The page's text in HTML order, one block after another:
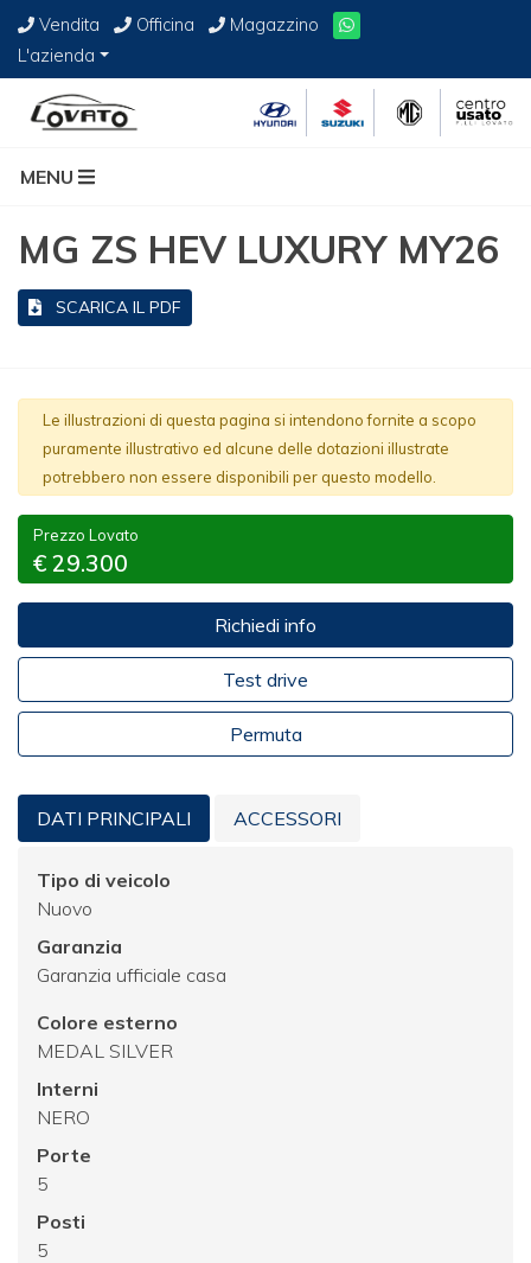
Vendita Officina
Magazzino
L'azienda
MENU
MG ZS HEV LUXURY MY26
SCARICA IL PDF
Le illustrazioni di questa pagina si intendono fornite a scopo
puramente illustrativo ed alcune delle dotazioni illustrate
potrebbero non essere disponibili per questo modello.
Prezzo Lovato
€ 29.300
Richiedi info
Test drive
Permuta
DATI PRINCIPALI ACCESSORI
Tipo di veicolo
Nuovo
Garanzia
Garanzia ufficiale casa
Colore esterno
MEDAL SILVER
Interni
NERO
Porte
5
Posti
5